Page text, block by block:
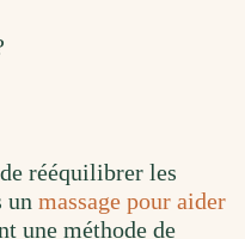
rééquilibrer les
un massage pour aider
une méthode de